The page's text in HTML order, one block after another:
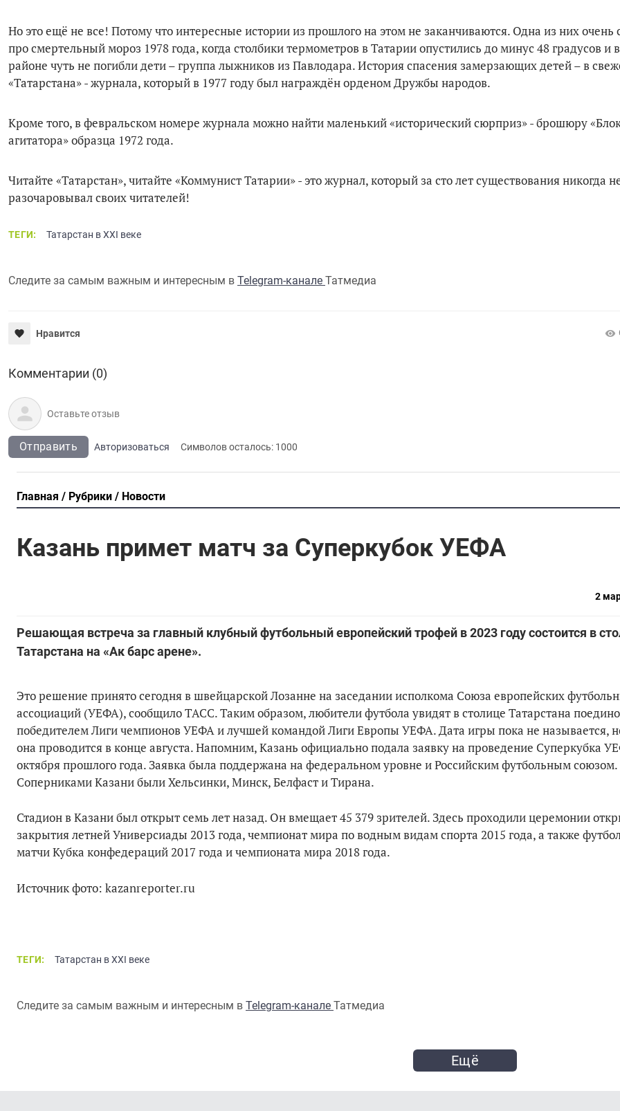
Но это ещё не все! Потому что интересные истории из прошлого на этом не заканчиваются. Одна из них очень
про смертельный мороз 1978 года, когда столбики термометров в Татарии опустились до минус 48 градусов
районе чуть не погибли дети – группа лыжников из Павлодара. История спасения замерзающих детей – в
«Татарстана» - журнала, который в 1977 году был награждён орденом Дружбы народов.
Кроме того, в февральском номере журнала можно найти маленький «исторический сюрприз» - брошюру
агитатора» образца 1972 года.
Читайте «Татарстан», читайте «Коммунист Татарии» - это журнал, который за сто лет существования никогда
разочаровывал своих читателей!
ТЕГИ: Татарстан в XXI веке
Следите за самым важным и интересным в Telegram-канале Татмедиа
Нравится
Комментарии (0)
Отправить Авторизоваться Символов осталось: 1000
Главная Рубрики Новости
Казань примет матч за Суперкубок УЕФА
2
Решающая встреча за главный клубный футбольный европейский трофей в 2023 году состоится в
Татарстана на «Ак барс арене».
Это решение принято сегодня в швейцарской Лозанне на заседании исполкома Союза европейских
ассоциаций (УЕФА), сообщило ТАСС. Таким образом, любители футбола увидят в столице Татарстана
победителем Лиги чемпионов УЕФА и лучшей командой Лиги Европы УЕФА. Дата игры пока не называется,
она проводится в конце августа. Напомним, Казань официально подала заявку на проведение Суперкубка
октября прошлого года. Заявка была поддержана на федеральном уровне и Российским футбольным союзом.
Соперниками Казани были Хельсинки, Минск, Белфаст и Тирана.
Стадион в Казани был открыт семь лет назад. Он вмещает 45 379 зрителей. Здесь проходили церемонии
закрытия летней Универсиады 2013 года, чемпионат мира по водным видам спорта 2015 года, а также
матчи Кубка конфедераций 2017 года и чемпионата мира 2018 года.
Источник фото: kazanreporter.ru
ТЕГИ: Татарстан в XXI веке
Следите за самым важным и интересным в Telegram-канале Татмедиа
Ещё